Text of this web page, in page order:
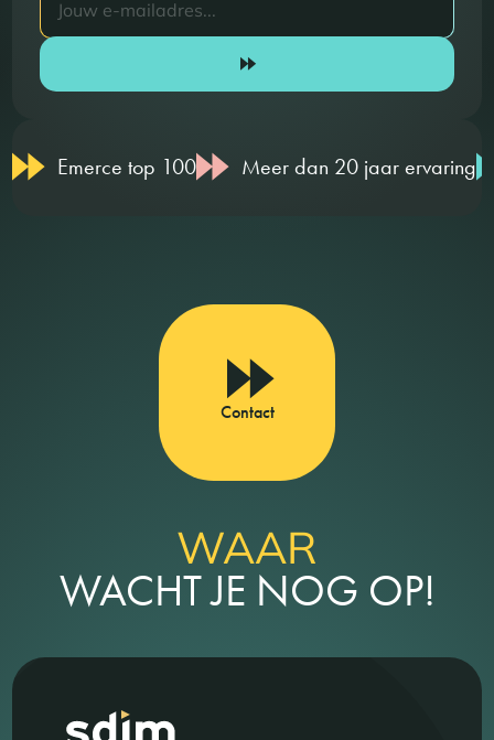
Emerce top 100 Meer dan 20 jaar ervaring
Contact
WAAR
WACHT JE NOG OP!